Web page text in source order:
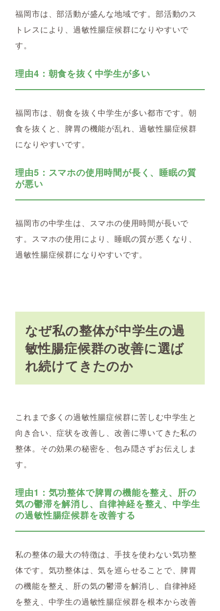
福岡市は、部活動が盛んな地域です。部活動のス
トレスにより、過敏性腸症候群になりやすいで
す。
理由4：朝食を抜く中学生が多い
福岡市は、朝食を抜く中学生が多い都市です。朝
食を抜くと、脾胃の機能が乱れ、過敏性腸症候群
になりやすいです。
理由5：スマホの使用時間が長く、睡眠の質
が悪い
福岡市の中学生は、スマホの使用時間が長いで
す。スマホの使用により、睡眠の質が悪くなり、
過敏性腸症候群になりやすいです。
なぜ私の整体が中学生の過
敏性腸症候群の改善に選ば
れ続けてきたのか
これまで多くの過敏性腸症候群に苦しむ中学生と
向き合い、症状を改善し、改善に導いてきた私の
整体。その効果の秘密を、包み隠さずお伝えしま
す。
理由1：気功整体で脾胃の機能を整え、肝の
気の鬱滞を解消し、自律神経を整え、中学生
の過敏性腸症候群を改善する
私の整体の最大の特徴は、手技を使わない気功整
体です。気功整体は、気を巡らせることで、脾胃
の機能を整え、肝の気の鬱滞を解消し、自律神経
を整え、中学生の過敏性腸症候群を根本から改善